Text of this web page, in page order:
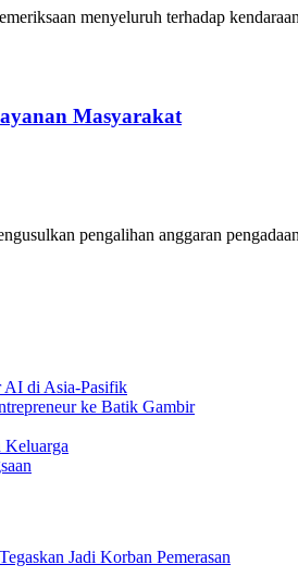
menyeluruh terhadap
Masyarakat
pengalihan anggaran
AI di Asia-Pasifik
ke Batik Gambir
Jadi Korban Pemerasan